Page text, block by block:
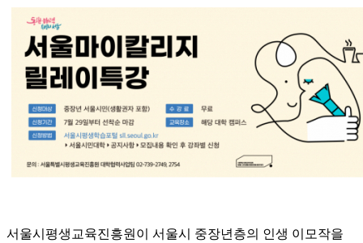
서울시평생교육진흥원이 서울시 중장년층의 인생 이모작을